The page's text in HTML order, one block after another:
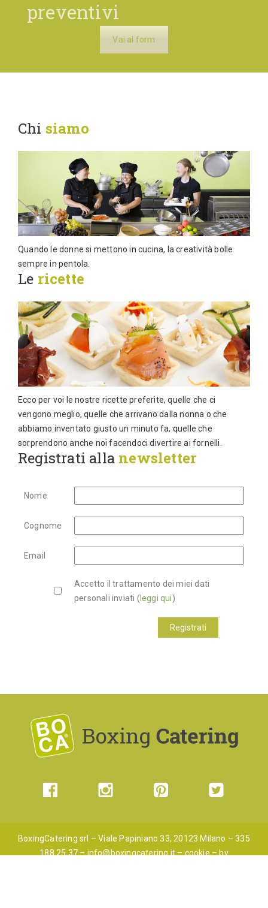
preventivi
Vai al form
Chi siamo
Quando le donne si mettono in cucina, la creatività bolle
sempre in pentola.
Le ricette
Ecco per voi le nostre ricette preferite, quelle che ci
vengono meglio, quelle che arrivano dalla nonna o che
abbiamo inventato giusto un minuto fa, quelle che
sorprendono anche noi facendoci divertire ai fornelli.
Registrati alla newsletter
Nome
Cognome
Email
Accetto il trattamento dei miei dati
personali inviati ( leggi qui)
BoxingCatering srl – Viale Papiniano 33, 20123 Milano – 335
188 25 37 – info@boxingcatering.it – cookie – by